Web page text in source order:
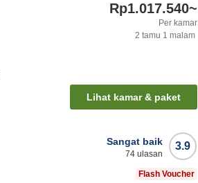
Rp1.017.540~
Per kamar
2 tamu 1 malam
Lihat kamar & paket
3.9
Sangat baik
74 ulasan
Flash Voucher